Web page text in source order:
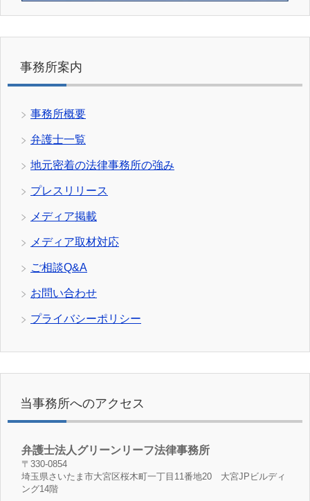
事務所案内
事務所概要
弁護士一覧
地元密着の法律事務所の強み
プレスリリース
メディア掲載
メディア取材対応
ご相談Q&A
お問い合わせ
プライバシーポリシー
当事務所へのアクセス
弁護士法人グリーンリーフ法律事務所
〒330-0854
埼玉県さいたま市大宮区桜木町一丁目11番地20 大宮JPビルディ
ング14階